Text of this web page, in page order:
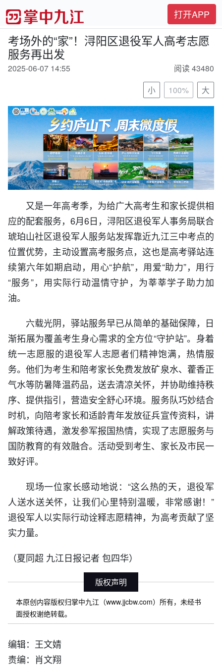
打开APP
考场外的“家”！浔阳区退役军人高考志愿
服务再出发
2025-06-07 14:55
阅读 43480
小
100% 大
又是一年高考季，为给广大高考生和家长提供相
应的配套服务，6月6日，浔阳区退役军人事务局联合
琥珀山社区退役军人服务站发挥靠近九江三中考点的
位置优势，主动设置高考服务点，这也是高考驿站连
续第六年如期启动，用心“护航”，用爱“助力”，用行
“服务”，用实际行动温情守护，为莘莘学子助力加
油。
六载光阴，驿站服务早已从简单的基础保障，日
渐拓展为覆盖考生身心需求的全方位“守护站”。身着
统一志愿服的退役军人志愿者们精神饱满，热情服
务。他们为考生和陪考家长免费发放矿泉水、藿香正
气水等防暑降温药品，送去清凉关怀，并协助维持秩
序、提供指引，营造安全舒心环境。服务队巧妙结合
时机，向陪考家长和适龄青年发放征兵宣传资料，讲
解政策待遇，激发参军报国热情，实现了志愿服务与
国防教育的有效融合。活动受到考生、家长及市民一
致好评。
现场一位家长感动地说：“这么热的天，退役军
人送水送关怀，让我们心里特别温暖，非常感谢！”
退役军人以实际行动诠释志愿精神，为高考贡献了坚
实力量。
（夏同超 九江日报记者 包四华）
版权声明
本原创内容版权归掌中九江（www.jjcbw.com）所有，未经书
面授权谢绝转载。
编辑：王文婧
责编：肖文翔